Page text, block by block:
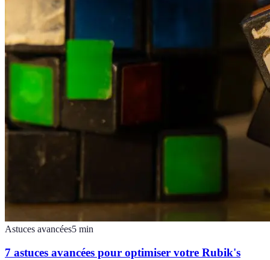
Astuces avancées5 min
7 astuces avancées pour optimiser votre Rubik's